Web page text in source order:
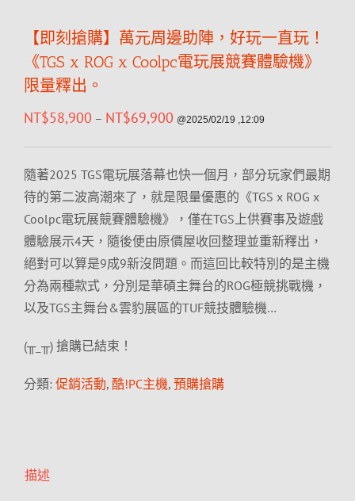
【即刻搶購】萬元周邊助陣，好玩一直玩！
《TGS x ROG x Coolpc電玩展競賽體驗機》
限量釋出。
NT$58,900 – NT$69,900 @2025/02/19 ,12:09
隨著2025 TGS電玩展落幕也快一個月，部分玩家們最期
待的第二波高潮來了，就是限量優惠的《TGS x ROG x
Coolpc電玩展競賽體驗機》，僅在TGS上供賽事及遊戲
體驗展示4天，隨後便由原價屋收回整理並重新釋出，
絕對可以算是9成9新沒問題。而這回比較特別的是主機
分為兩種款式，分別是華碩主舞台的ROG極競挑戰機，
以及TGS主舞台&雲豹展區的TUF競技體驗機…
(╥_╥) 搶購已結束！
分類: 促銷活動, 酷!PC主機, 預購搶購
描述